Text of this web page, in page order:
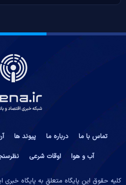
تماس با ما درباره ما پیوند ها
آب و هوا
اوقات شرعی
کلیه حقوق این پایگاه متعلق به پایگاه خبری